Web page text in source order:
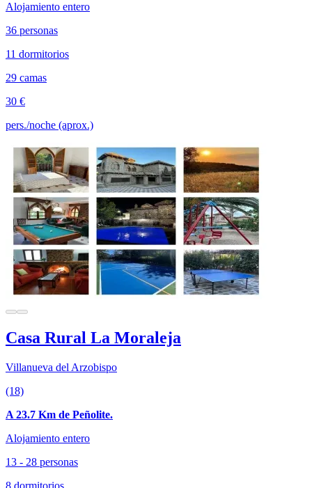
Alojamiento entero
36 personas
11 dormitorios
29 camas
30 €
pers./noche (aprox.)
Casa Rural La Moraleja
Villanueva del Arzobispo
(18)
A 23.7 Km de Peñolite.
Alojamiento entero
13 - 28 personas
8 dormitorios